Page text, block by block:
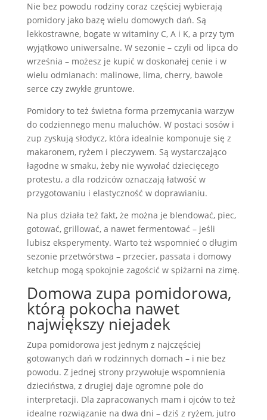
Nie bez powodu rodziny coraz częściej wybierają
pomidory jako bazę wielu domowych dań. Są
lekkostrawne, bogate w witaminy C, A i K, a przy tym
wyjątkowo uniwersalne. W sezonie – czyli od lipca do
września – możesz je kupić w doskonałej cenie i w
wielu odmianach: malinowe, lima, cherry, bawole
serce czy zwykłe gruntowe.
Pomidory to też świetna forma przemycania warzyw
do codziennego menu maluchów. W postaci sosów i
zup zyskują słodycz, która idealnie komponuje się z
makaronem, ryżem i pieczywem. Są wystarczająco
łagodne w smaku, żeby nie wywołać dziecięcego
protestu, a dla rodziców oznaczają łatwość w
przygotowaniu i elastyczność w doprawianiu.
Na plus działa też fakt, że można je blendować, piec,
gotować, grillować, a nawet fermentować – jeśli
lubisz eksperymenty. Warto też wspomnieć o długim
sezonie przetwórstwa – przecier, passata i domowy
ketchup mogą spokojnie zagościć w spiżarni na zimę.
Domowa zupa pomidorowa,
którą pokocha nawet
największy niejadek
Zupa pomidorowa jest jednym z najczęściej
gotowanych dań w rodzinnych domach – i nie bez
powodu. Z jednej strony przywołuje wspomnienia
dzieciństwa, z drugiej daje ogromne pole do
interpretacji. Dla zapracowanych mam i ojców to też
idealne rozwiązanie na dwa dni – dziś z ryżem, jutro